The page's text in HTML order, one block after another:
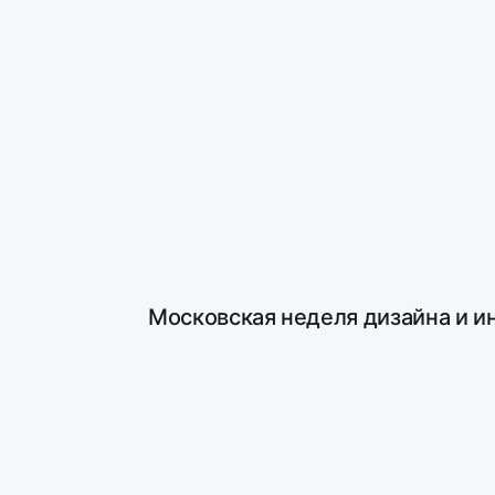
Московская неделя дизайна и